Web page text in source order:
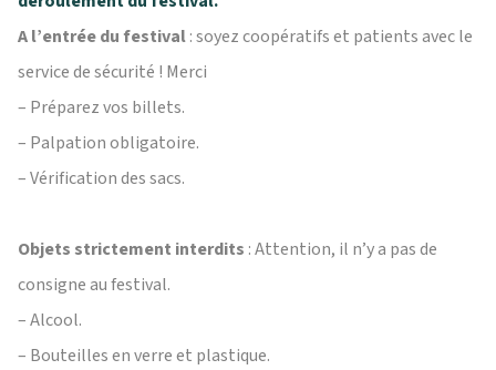
A l’entrée du festival: soyez coopératifs et patients avec le
service de sécurité ! Merci
– Préparez vos billets.
– Palpation obligatoire.
– Vérification des sacs.
Objets strictement interdits : Attention, il n’y a pas de
consigne au festival.
– Alcool.
– Bouteilles en verre et plastique.